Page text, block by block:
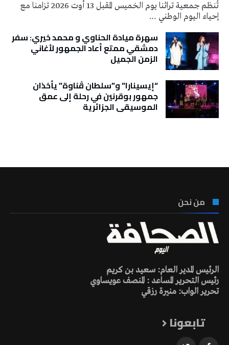
تُنظم جمعية تراثنا يوم الخميس المقبل 13 أوت 2026 تزامنا مع
إحياء اليوم الوطني …
سهرة ميادة الحناوي و محمد خيري: سفر
دمشقي ممتع أعاد الجمهور لأغاني
الزمن الجميل
“إيسينارا” و”سلطان ڤناوة” يأخذان
جمهور بوقرنين في رحلة إلى عمق
الموسيقى الجزائرية
من نحن
الرئيس المدير العام: سعيد بن كريم
رئيس التحرير المساعد : المنصف عويساوي
تحرير الواب: منيرة رزقي
تابعونا